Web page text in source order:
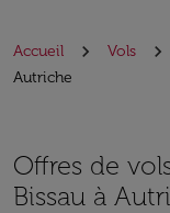
Accueil Vols
Autriche
Offres de
Bissau à